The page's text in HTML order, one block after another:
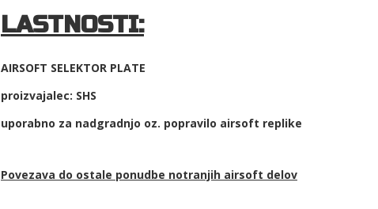
LASTNOSTI:
AIRSOFT SELEKTOR PLATE
proizvajalec: SHS
uporabno za nadgradnjo oz. popravilo airsoft replike
Povezava do ostale ponudbe notranjih airsoft delov